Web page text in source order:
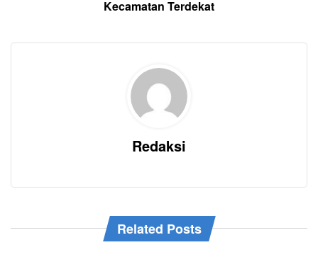
Kecamatan Terdekat
Redaksi
Related Posts